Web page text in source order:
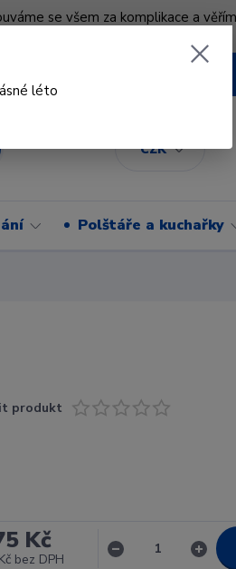
se všem za komplikace a
CZK
Polštáře a kuchařky
produkt
Kč
bez DPH
léto